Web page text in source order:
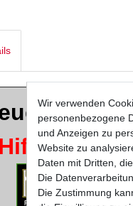
Hiflo /
Wir verwenden
personenbezogene
und Anzeigen zu
Website zu
Daten mit Dritten,
Die
Die Zustimmung